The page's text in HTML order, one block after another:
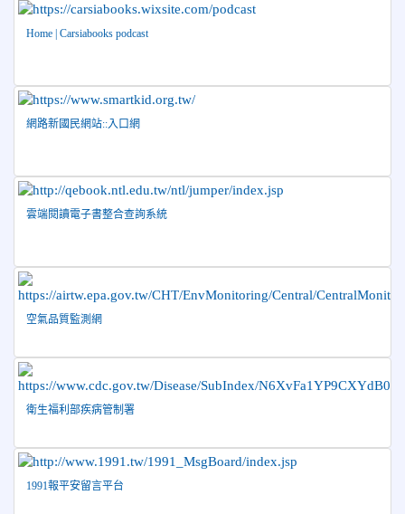
國少年跆拳道錦標賽 榮獲佳績！
2026-06-09
榮譽
賀 本校籃球隊參加 2026花蓮縣第46屆假
日盃籃球賽 榮獲季軍！
齡游泳錦標賽榮獲佳績！
2026-06-02
賀 本校跆拳道隊參加 115年花蓮縣「縣
2026-05-03
榮譽
賀! 本校參加全縣低年級英語口說比賽-
Show and Tell榮獲佳績
2026-04-30 國稅局「114年度綜合所得稅結算申報」宣導內
2026-04-27
賀 本校籃球隊參加115年花蓮縣縣長盃籃
球錦標賽 榮獲亞軍！
2026-04-09
公告
2026-04-08
榮譽 115年PaGamO寒假作業獲獎名單
Home | Carsiabooks podcast
網路新國民網站::入口網
雲端閱讀電子書整合查詢系統
空氣品質監測網
衛生福利部疾病管制署
1991報平安留言平台